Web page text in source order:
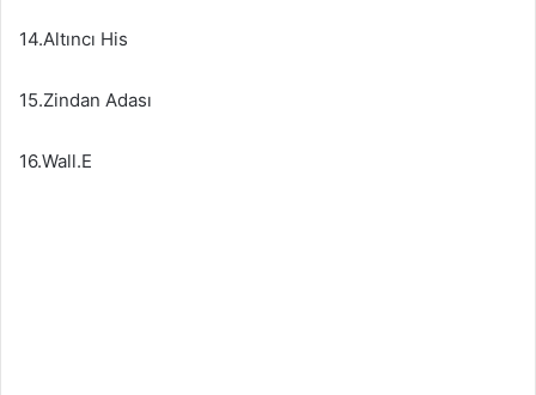
14.Altıncı His
15.Zindan Adası
16.Wall.E